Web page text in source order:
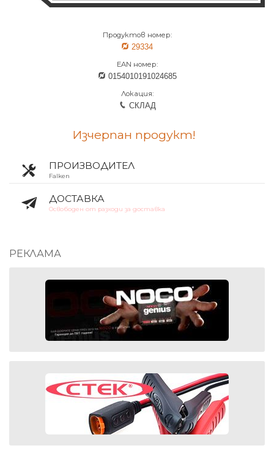
Продуктов номер:
29334
EAN номер:
0154010191024685
Локация:
СКЛАД
Изчерпан продукт!
ПРОИЗВОДИТЕЛ
Falken
ДОСТАВКА
Освободен от разходи за доставка
РЕКЛАМА